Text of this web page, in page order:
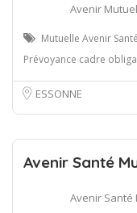
Avenir
Mutuelle Avenir
Prévoyance cadre
ESSONNE
Avenir Santé
Avenir Santé